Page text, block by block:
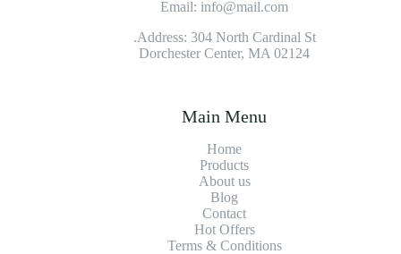
Email: info@mail.com
Address: 304 North Cardinal St.
Dorchester Center, MA 02124
Main Menu
Home
Products
About us
Blog
Contact
Hot Offers
Terms & Conditions